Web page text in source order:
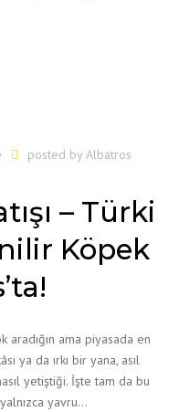
posted by Albatros
– Türki
Köpek
aradığın ama piyasada en
ya da ırkı bir yana, asıl
yetiştiği. İşte tam da bu
yavru…